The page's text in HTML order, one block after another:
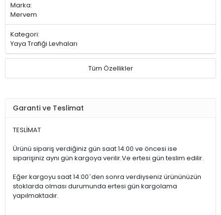
Marka:
Mervem
Kategori:
Yaya Trafiği Levhaları
Tüm Özellikler
Garanti ve Teslimat
TESLİMAT
Ürünü sipariş verdiğiniz gün saat 14:00 ve öncesi ise
siparişiniz aynı gün kargoya verilir.Ve ertesi gün teslim edilir.
Eğer kargoyu saat 14:00`den sonra verdiyseniz ürününüzün
stoklarda olması durumunda ertesi gün kargolama
yapılmaktadır.